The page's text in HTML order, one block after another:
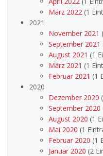
März 2022 (1
2021
November 2021
September 2021
August 2021 (1
März 2021 (1
Februar 2021 (1
2020
Dezember 2020
September 2020
August 2020 (1
Mai 2020 (1
Februar 2020 (1
Januar 2020 (2